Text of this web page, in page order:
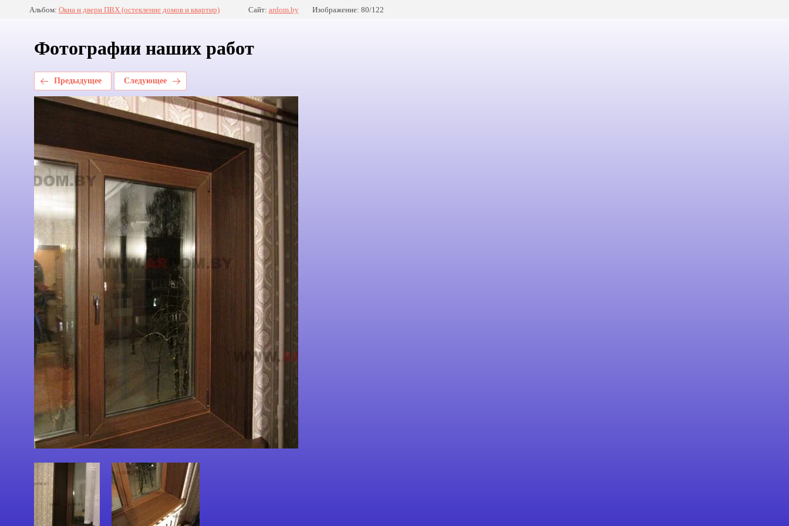
Альбом: Окна и двери ПВХ (остекление домов и квартир) Сайт: ardom.by Изображение: 80/122
Фотографии наших работ
Предыдущее Следующее